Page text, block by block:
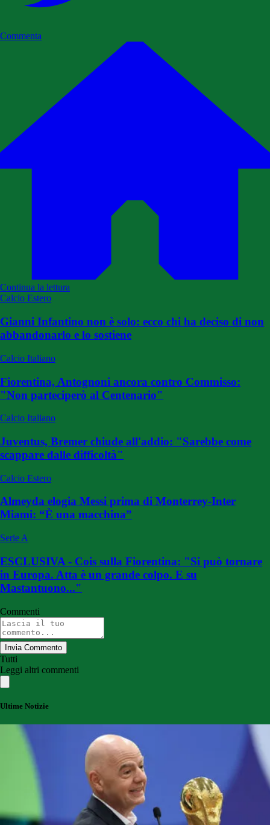
Commenta
Continua la lettura
Calcio Estero
Gianni Infantino non è solo: ecco chi ha deciso di non
abbandonarlo e lo sostiene
Calcio Italiano
Fiorentina, Antognoni ancora contro Commisso:
"Non parteciperò al Centenario"
Calcio Italiano
Juventus, Bremer chiude all'addio: "Sarebbe come
scappare dalle difficoltà"
Calcio Estero
Almeyda elogia Messi prima di Monterrey-Inter
Miami: “È una macchina”
Serie A
ESCLUSIVA - Cois sulla Fiorentina: "Si può tornare
in Europa. Atta è un grande colpo. E su
Mastantuono..."
Commenti
Invia Commento
Tutti
Leggi altri commenti
Ultime Notizie